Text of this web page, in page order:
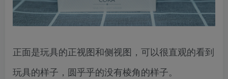
正面是玩具的正视图和侧视图，可以很直观的看到
玩具的样子，圆乎乎的没有棱角的样子。